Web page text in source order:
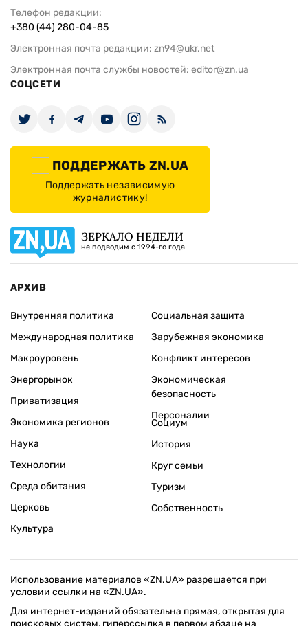
Телефон редакции:
+380 (44) 280-04-85
Электронная почта редакции: zn94@ukr.net
Электронная почта службы новостей: editor@zn.ua
СОЦСЕТИ
ПОДДЕРЖАТЬ ZN.UA
Поддержать независимую
журналистику!
ЗЕРКАЛО НЕДЕЛИ
не подводим с 1994-го года
АРХИВ
Внутренняя политика
Международная политика
Макроуровень
Энергорынок
Приватизация
Экономика регионов
Социальная защита
Зарубежная экономика
Конфликт интересов
Экономическая
безопасность
Персоналии
Наука
Технологии
Среда обитания
Церковь
Культура
Социум
История
Круг семьи
Туризм
Собственность
Использование материалов «ZN.UA» разрешается при
условии ссылки на «ZN.UA».
Для интернет-изданий обязательна прямая, открытая для
поисковых систем, гиперссылка в первом абзаце на